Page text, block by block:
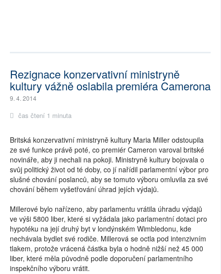
Rezignace konzervativní ministryně
kultury vážně oslabila premiéra Camerona
9. 4. 2014
čas čtení 1 minuta
Britská konzervativní ministryně kultury Maria Miller odstoupila
ze své funkce právě poté, co premiér Cameron varoval britské
novináře, aby ji nechali na pokoji. Ministryně kultury bojovala o
svůj politický život od té doby, co jí nařídil parlamentní výbor pro
slušné chování poslanců, aby se tomuto výboru omluvila za své
chování během vyšetřování úhrad jejích výdajů.
Millerové bylo nařízeno, aby parlamentu vrátila úhradu výdajů
ve výši 5800 liber, které si vyžádala jako parlamentní dotaci pro
hypotéku na její druhý byt v londýnském Wimbledonu, kde
nechávala bydlet své rodiče. Millerová se octla pod intenzivním
tlakem, protože vrácená částka byla o hodně nižší než 45 000
liber, které měla původně podle doporučení parlamentního
inspekčního výboru vrátit.